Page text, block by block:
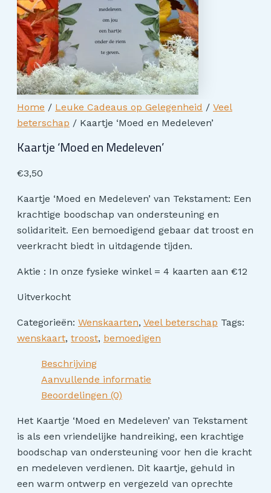
Home / Leuke Cadeaus op Gelegenheid / Veel
beterschap / Kaartje ‘Moed en Medeleven’
Kaartje ‘Moed en Medeleven’
€3,50
Kaartje ‘Moed en Medeleven’ van Tekstament: Een
krachtige boodschap van ondersteuning en
solidariteit. Een bemoedigend gebaar dat troost en
veerkracht biedt in uitdagende tijden.
Aktie : In onze fysieke winkel = 4 kaarten aan €12
Uitverkocht
Categorieën: Wenskaarten, Veel beterschap Tags:
wenskaart, troost, bemoedigen
Beschrijving
Aanvullende informatie
Beoordelingen (0)
Het Kaartje ‘Moed en Medeleven’ van Tekstament
is als een vriendelijke handreiking, een krachtige
boodschap van ondersteuning voor hen die kracht
en medeleven verdienen. Dit kaartje, gehuld in
een warm ontwerp en vergezeld van oprechte